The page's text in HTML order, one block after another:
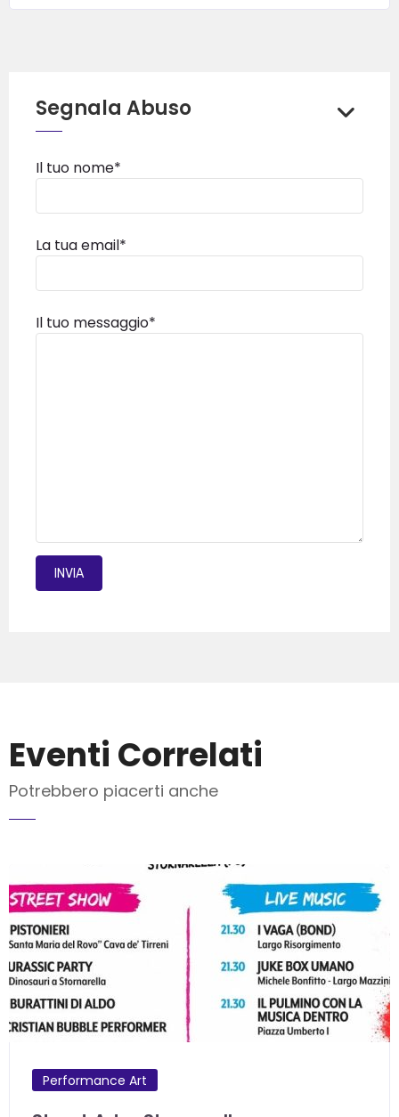
Segnala Abuso
Il tuo nome*
La tua email*
Il tuo messaggio*
Eventi Correlati
Potrebbero piacerti anche
Performance Art